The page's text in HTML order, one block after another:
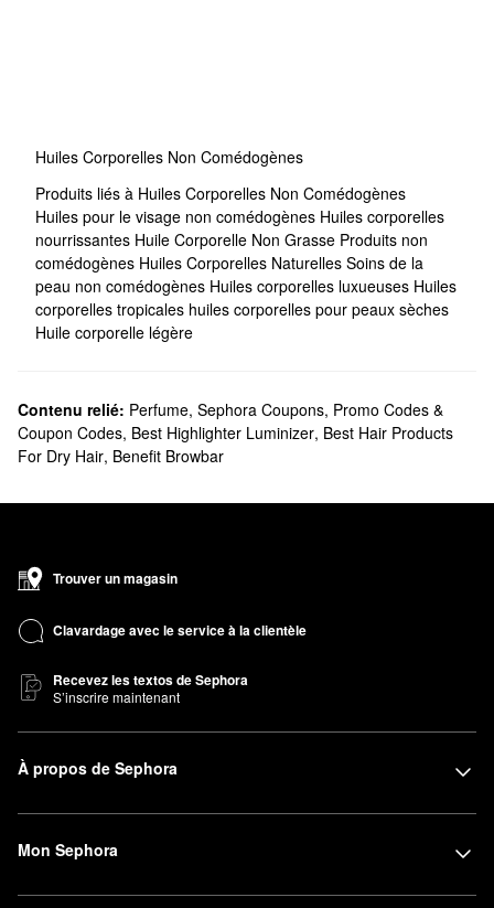
Huiles Corporelles Non Comédogènes
Produits liés à Huiles Corporelles Non Comédogènes
Huiles pour le visage non comédogènes Huiles corporelles
nourrissantes Huile Corporelle Non Grasse Produits non
comédogènes Huiles Corporelles Naturelles Soins de la
peau non comédogènes Huiles corporelles luxueuses Huiles
corporelles tropicales huiles corporelles pour peaux sèches
Huile corporelle légère
Contenu relié: Perfume, Sephora Coupons, Promo Codes &
Coupon Codes, Best Highlighter Luminizer, Best Hair Products
For Dry Hair, Benefit Browbar
Trouver un magasin
Clavardage avec le service à la clientèle
Recevez les textos de Sephora
S’inscrire maintenant
À propos de Sephora
Mon Sephora